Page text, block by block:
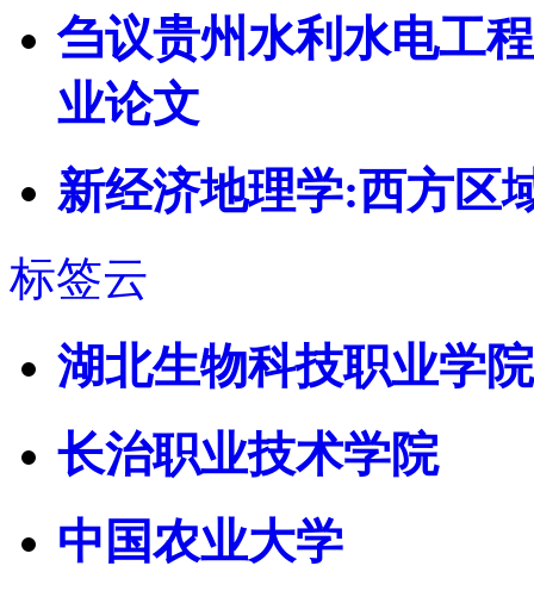
刍议贵州水利水电工
业论文
新经济地理学:西方区
标签云
湖北生物科技职业学院
长治职业技术学院
中国农业大学